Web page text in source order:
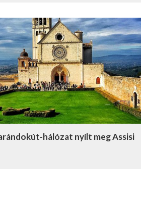
hálózat nyílt meg Assisi